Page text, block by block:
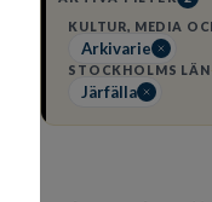
KULTUR, MEDIA
Arkivarie
STOCKHOLMS LÄN
Järfälla